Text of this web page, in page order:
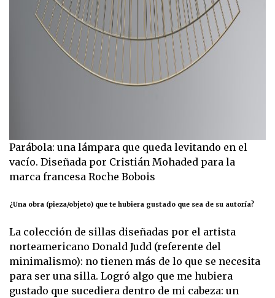
Parábola: una lámpara que queda levitando en el
vacío. Diseñada por Cristián Mohaded para la
marca francesa Roche Bobois
¿Una obra (pieza/objeto) que te hubiera gustado que sea de su autoría?
La colección de sillas diseñadas por el artista
norteamericano Donald Judd (referente del
minimalismo): no tienen más de lo que se necesita
para ser una silla. Logró algo que me hubiera
gustado que sucediera dentro de mi cabeza: un